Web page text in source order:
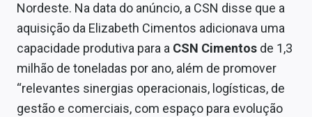
Nordeste. Na data do anúncio, a CSN disse que a
aquisição da Elizabeth Cimentos adicionava uma
capacidade produtiva para a CSN Cimentos de 1,3
milhão de toneladas por ano, além de promover
“relevantes sinergias operacionais, logísticas, de
gestão e comerciais, com espaço para evolução